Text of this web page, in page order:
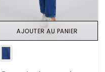
AJOUTER AU PANIER